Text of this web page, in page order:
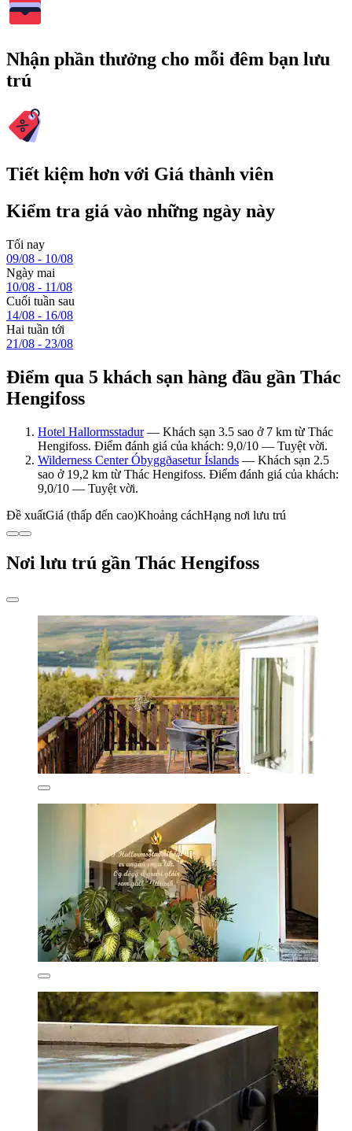
Nhận phần thưởng cho mỗi đêm bạn lưu
trú
Tiết kiệm hơn với Giá thành viên
Kiểm tra giá vào những ngày này
Tối nay
09/08 - 10/08
Ngày mai
10/08 - 11/08
Cuối tuần sau
14/08 - 16/08
Hai tuần tới
21/08 - 23/08
Điểm qua 5 khách sạn hàng đầu gần Thác
Hengifoss
Hotel Hallormsstadur— Khách sạn 3.5 sao ở 7 km từ Thác
Hengifoss. Điểm đánh giá của khách: 9,0/10 — Tuyệt vời.
Wilderness Center Óbyggðasetur Íslands — Khách sạn 2.5
sao ở 19,2 km từ Thác Hengifoss. Điểm đánh giá của khách:
9,0/10 — Tuyệt vời.
Đề xuấtGiá (thấp đến cao)Khoảng cáchHạng nơi lưu trú
Nơi lưu trú gần Thác Hengifoss